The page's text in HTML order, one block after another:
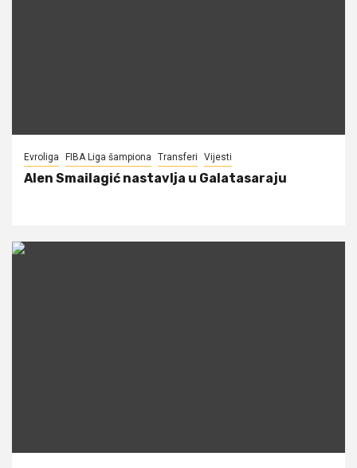
Evroliga FIBA Liga šampiona Transferi Vijesti
Alen Smailagić nastavlja u Galatasaraju